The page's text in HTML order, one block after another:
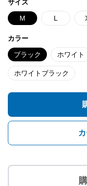
サイズ
M L
カラー
ブラック ホワイト
ホワイトブラック